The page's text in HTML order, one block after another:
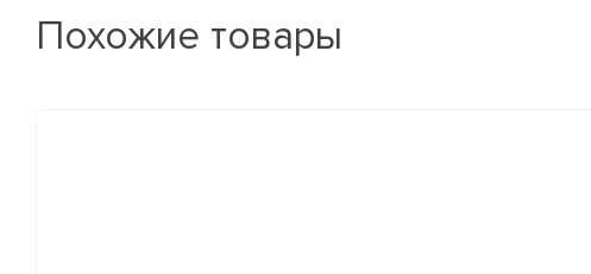
Похожие товары